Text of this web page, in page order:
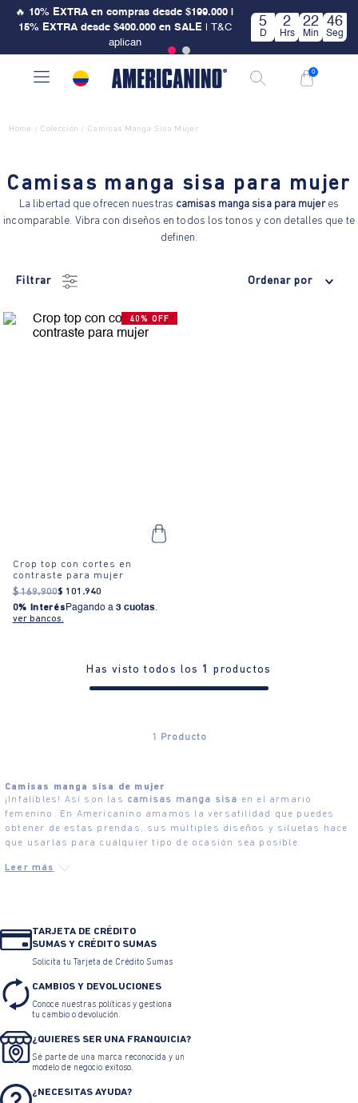
🔥 10% EXTRA en compras desde $199.000 |
15% EXTRA desde $400.000 en SALE| T&C
aplican
5
D
2
Hrs
22
Min
46
Seg
0
Home / Colección / Camisas Manga Sisa Mujer
Camisas manga sisa para mujer
La libertad que ofrecen nuestras camisas manga sisa para mujeres
incomparable. Vibra con diseños en todos los tonos y con detalles que te
definen.
Filtrar Ordenar por
40% OFF
Crop top con cortes en
contraste para mujer
$ 169.900$ 101 .940
0% Interés Pagando a 3 cuotas.
ver bancos.
Has visto todos los 1 productos
1 Producto
Camisas manga sisa de mujer
¡Infalibles! Así son las camisas manga sisa en el armario
femenino. En Americanino amamos la versatilidad que puedes
obtener de estas prendas, sus múltiples diseños y siluetas hace
que usarlas para cualquier tipo de ocasión sea posible.
TARJETA DE CRÉDITO
SUMAS Y CRÉDITO SUMAS
Solicita tu Tarjeta de Crédito Sumas
CAMBIOS Y DEVOLUCIONES
Conoce nuestras políticas y gestiona
tu cambio o devolución.
¿QUIERES SER UNA FRANQUICIA?
Sé parte de una marca reconocida y un
modelo de negocio exitoso.
¿NECESITAS AYUDA?